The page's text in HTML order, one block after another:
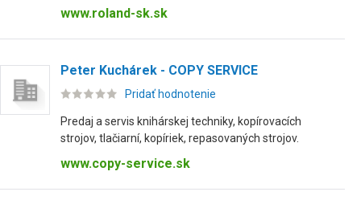
www.roland-sk.sk
Peter Kuchárek - COPY SERVICE
Pridať hodnotenie
Predaj a servis knihárskej techniky, kopírovacích
strojov, tlačiarní, kopíriek, repasovaných strojov.
www.copy-service.sk